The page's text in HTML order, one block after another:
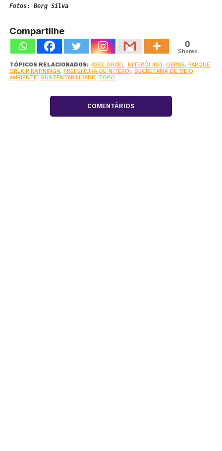
Fotos: Berg Silva
Compartilhe
0
Shares
TÓPICOS RELACIONADOS: AXEL GRAEL, NITERÓI 450, OBRAS, PARQUE
ORLA PIRATININGA, PREFEITURA DE NITERÓI, SECRETARIA DE MEIO
AMBIENTE, SUSTENTABILIDADE, TOPO
COMENTÁRIOS